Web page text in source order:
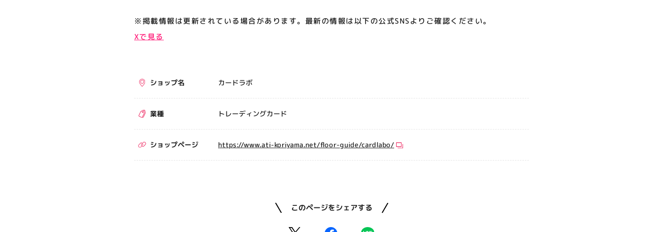
※掲載情報は更新されている場合があります。最新の情報は以下の公式SNSよりご確認ください。
Xで見る
ショップ名 カードラボ
業種 トレーディングカード
ショップページ https://www.ati-koriyama.net/floor-guide/cardlabo/
このページをシェアする